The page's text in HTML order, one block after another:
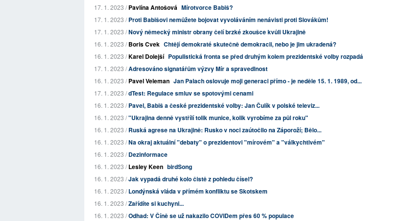
17. 1. 2023 /Pavlína Antošová Mírotvorce Babiš?
17. 1. 2023 /Proti Babišovi nemůžete bojovat vyvoláváním nenávisti proti Slovákům!
17. 1. 2023 /Nový německý ministr obrany čelí brzké zkoušce kvůli Ukrajině
16. 1. 2023 /Boris Cvek Chtějí demokraté skutečně demokracii, nebo je jim ukradená?
16. 1. 2023 /Karel Dolejší Populistická fronta se před druhým kolem prezidentské volby rozpadá
17. 1. 2023 /Adresováno signatářům výzvy Mír a spravedlnost
16. 1. 2023 /Pavel Veleman Jan Palach oslovuje moji generaci přímo - je neděle 15. 1. 1989, od...
17. 1. 2023 /dTest: Regulace smluv se spotovými cenami
16. 1. 2023 /Pavel, Babiš a české prezidentské volby: Jan Čulík v polské televiz...
16. 1. 2023 /"Ukrajina denně vystřílí tolik munice, kolik vyrobíme za půl roku"
16. 1. 2023 /Ruská agrese na Ukrajině: Rusko v noci zaútočilo na Záporoží; Bělo...
16. 1. 2023 /Na okraj aktuální "debaty" o prezidentovi "mírovém" a "válkychtivém"
16. 1. 2023 /Dezinformace
16. 1. 2023 /Lesley Keen birdSong
16. 1. 2023 /Jak vypadá druhé kolo čistě z pohledu čísel?
16. 1. 2023 /Londýnská vláda v přímém konfliktu se Skotskem
16. 1. 2023 /Zařídíte si kuchyni...
16. 1. 2023 /Odhad: V Číně se už nakazilo COVIDem přes 60 % populace